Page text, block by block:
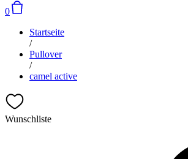
0
Startseite
/
Pullover
/
camel active
Wunschliste